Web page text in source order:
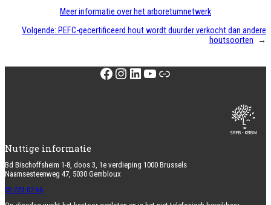
Meer informatie over het arboretumnetwerk
Volgende: PEFC-gecertificeerd hout wordt duurder verkocht dan andere
houtsoorten
→
Facebook
Instagram
LinkedIn
YouTube
Link
Nuttige informatie
Bd Bischoffsheim 1-8, doos 3, 1e verdieping 1000 Brussels
Naamsesteenweg 47, 5030 Gembloux
02 223 07 66